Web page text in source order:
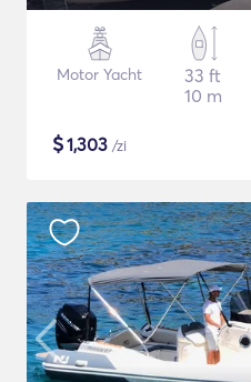
Motor Yacht
33 ft
10 m
$1,303 /zi